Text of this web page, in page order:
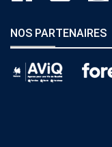
NOS PARTENAIRES